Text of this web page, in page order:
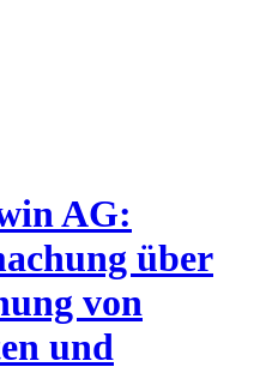
AG:
über
von
und